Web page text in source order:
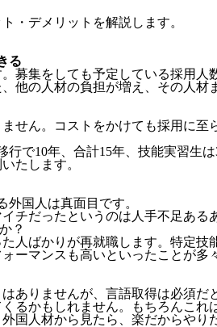
・デメリットを解説します。
る
募集をしても予定している採用
他の人材の負担が増え、その人材
せん。コストをかけても採用に
行で10年、合計15年、技能実習
たします。
外国人は真面目 です。
チだったというのは人手不足あ
？
人ばかりが再就職します。特定
ーマンスも高いといったことが多
ありませんが、言語取得は必須
るかもしれません。
もちろんこれ
国人材から見たら、楽だからや